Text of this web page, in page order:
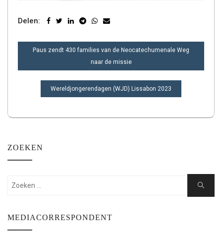
Delen:
BERICHT
Paus zendt 430 families van de Neocatechumenale Weg
naar de missie
Wereldjongerendagen (WJD) Lissabon 2023
ZOEKEN
Zoeken:
Zoeken
MEDIACORRESPONDENT